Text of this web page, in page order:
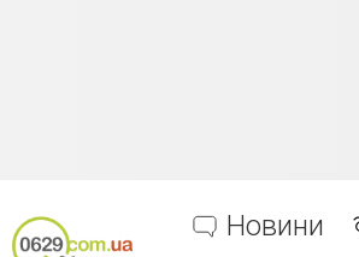
Новини